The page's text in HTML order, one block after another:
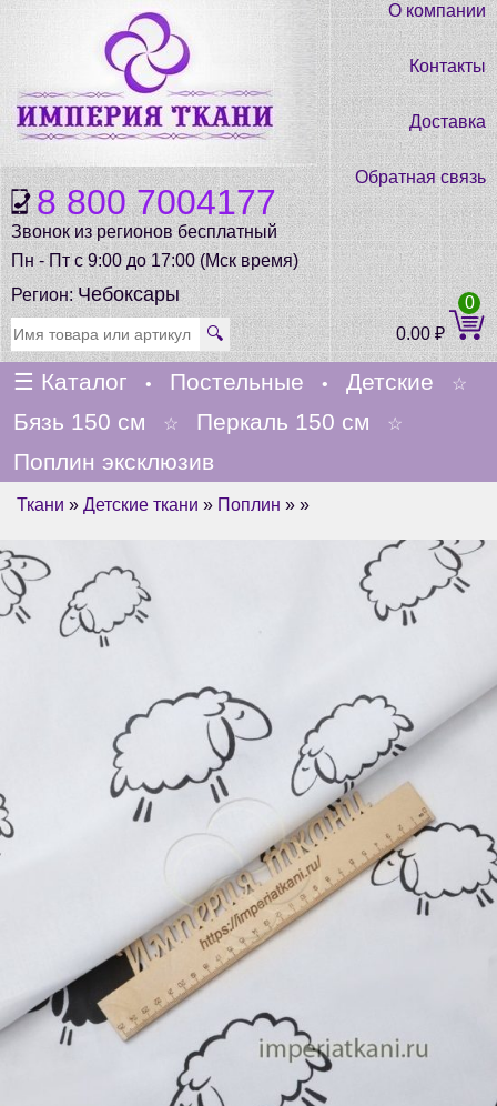
8 800 7004177
Звонок из регионов бесплатный
Пн - Пт с 9:00 до 17:00 (Мск время)
О компании
Контакты
Доставка
Обратная связь
Регион:Чебоксары
🔍 0.00₽
0
☰ Каталог • Постельные • Детские ☆
Бязь 150 см ☆ Перкаль 150 см ☆
Поплин эксклюзив
Ткани » Детские ткани » Поплин » »